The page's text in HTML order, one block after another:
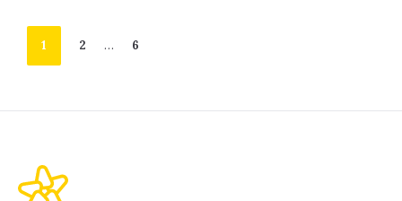
1 2 … 6